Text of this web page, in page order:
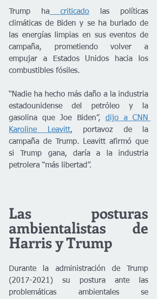
Trump ha criticado las políticas
climáticas de Biden y se ha burlado de
las energías limpias en sus eventos de
campaña, prometiendo volver a
empujar a Estados Unidos hacia los
combustibles fósiles.
“Nadie ha hecho más daño a la industria
estadounidense del petróleo y la
gasolina que Joe Biden”, dijo a CNN
Karoline Leavitt, portavoz de la
campaña de Trump. Leavitt afirmó que
si Trump gana, daría a la industria
petrolera “más libertad”.
Las posturas
ambientalistas de
Harris y Trump
Durante la administración de Trump
(2017-2021) su postura ante las
problemáticas ambientales se